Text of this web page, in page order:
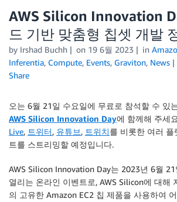
에디션
AWS Silicon Innovation
드 기반 맞춤형 칩셋 개발
by Irshad Buchh on 19 6월 2023 in
Inferentia, Compute, Events, Graviton, News
Share
오는 6월 21일 수요일에 무료로 참석할 수 있
AWS Silicon Innovation Day에 함께해 주세
Live, 트위터, 유튜브, 트위치를 비롯한 여러 플
트를 스트리밍할 예정입니다.
AWS Silicon Innovation Day는 2023년 6월
열리는 온라인 이벤트로, AWS Silicon에 대해
의 고유한 Amazon EC2 칩 제품을 사용하여